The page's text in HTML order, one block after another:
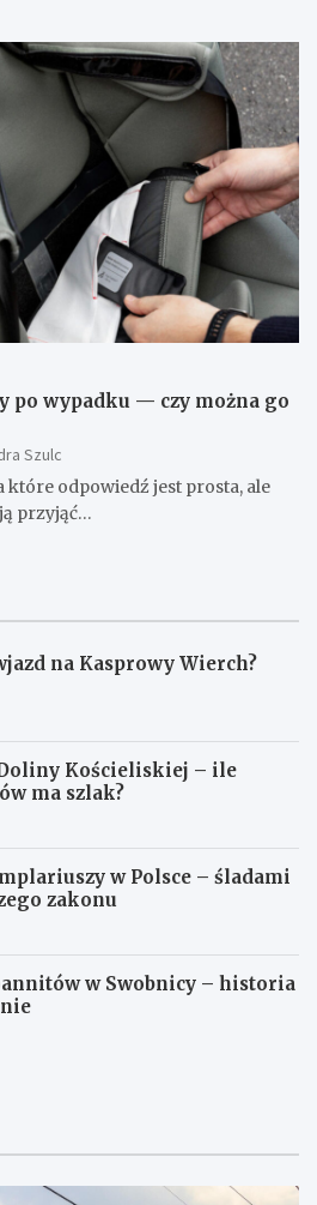
po wypadku — czy można go
Szulc
które odpowiedź jest prosta, ale
przyjąć…
na Kasprowy Wierch?
Doliny Kościeliskiej – ile
ma szlak?
w Polsce – śladami
zakonu
w Swobnicy – historia